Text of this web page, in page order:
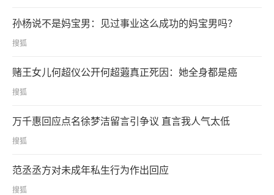
孙杨说不是妈宝男：见过事业这么成功的妈宝男吗？
搜狐
赌王女儿何超仪公开何超蕸真正死因：她全身都是癌
搜狐
万千惠回应点名徐梦洁留言引争议 直言我人气太低
搜狐
范丞丞方对未成年私生行为作出回应
搜狐